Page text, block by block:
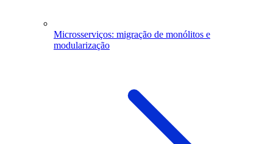
Microsserviços: migração de monólitos e
modularização